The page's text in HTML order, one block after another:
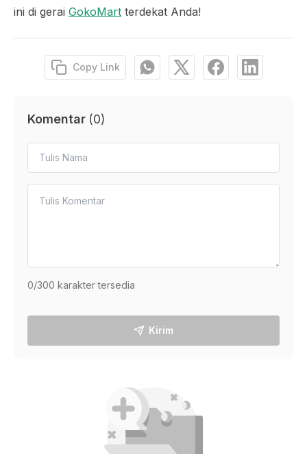
ini di gerai GokoMart terdekat Anda!
Copy Link
Komentar (0)
0/300 karakter tersedia
Kirim